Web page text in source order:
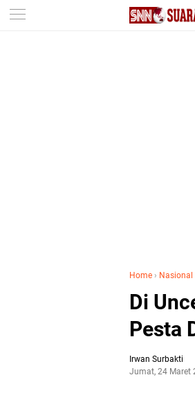
-->
Home › Nasional
Di
Pesta
Irwan Surbakti
Jumat, 24 Maret